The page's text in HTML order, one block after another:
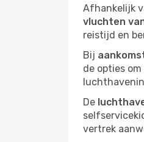
Afhankelijk
vluchten
reistijd en
Bij
de opties
De
vertrek